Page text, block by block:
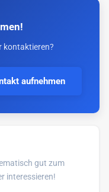
kontaktieren?
aufnehmen
gut zum
interessieren!